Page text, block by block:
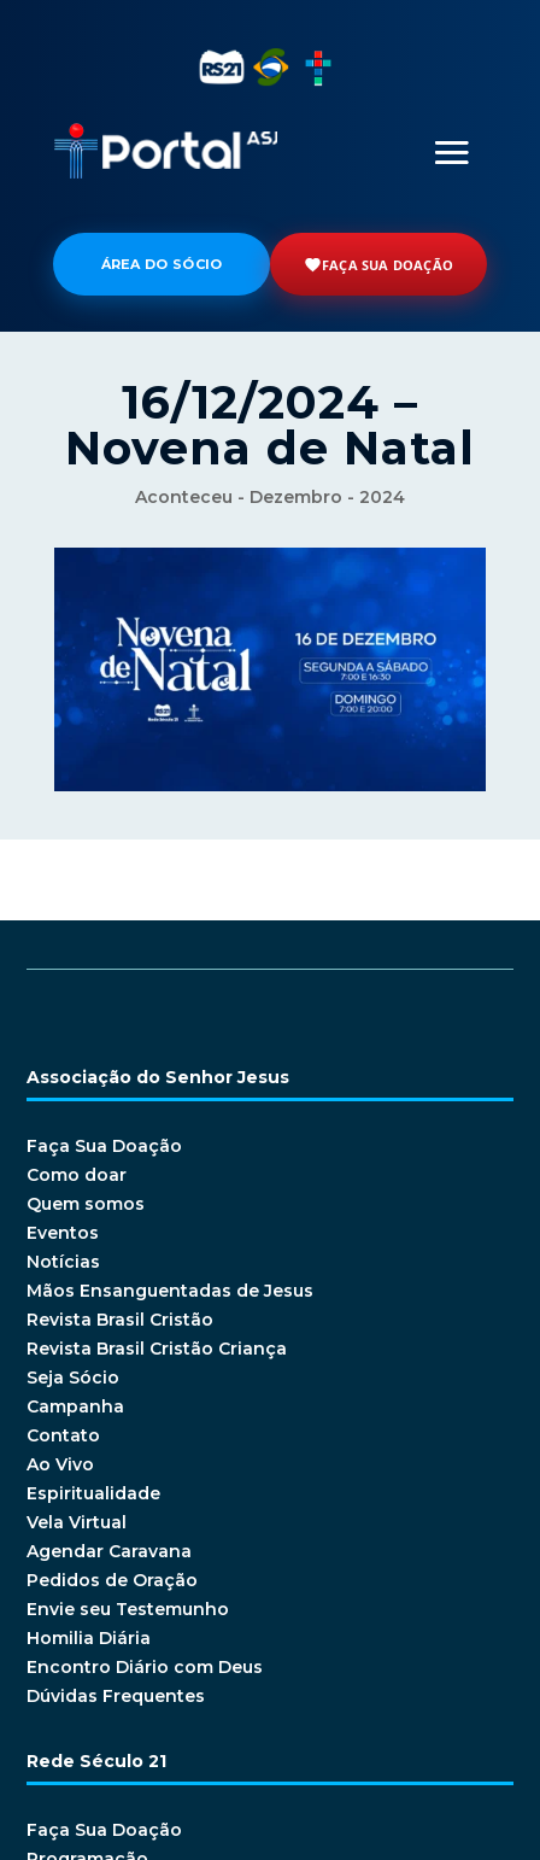
ÁREA DO SÓCIO FAÇA SUA DOAÇÃO
16/12/2024 –
Novena de Natal
Aconteceu - Dezembro - 2024
Associação do Senhor Jesus
Faça Sua Doação
Como doar
Quem somos
Eventos
Notícias
Mãos Ensanguentadas de Jesus
Revista Brasil Cristão
Revista Brasil Cristão Criança
Seja Sócio
Campanha
Contato
Ao Vivo
Espiritualidade
Vela Virtual
Agendar Caravana
Pedidos de Oração
Envie seu Testemunho
Homilia Diária
Encontro Diário com Deus
Dúvidas Frequentes
Rede Século 21
Faça Sua Doação